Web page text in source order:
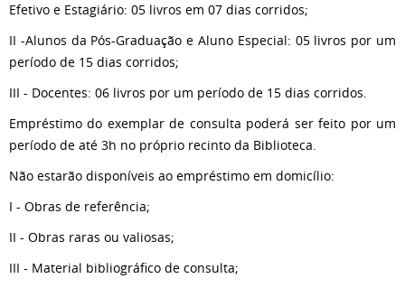
Efetivo e Estagiário: 05 livros em 07 dias corridos;
II -Alunos da Pós-Graduação e Aluno Especial: 05 livros por um
período de 15 dias corridos;
III - Docentes: 06 livros por um período de 15 dias corridos.
Empréstimo do exemplar de consulta poderá ser feito por um
período de até 3h no próprio recinto da Biblioteca.
Não estarão disponíveis ao empréstimo em domicílio:
I - Obras de referência;
II - Obras raras ou valiosas;
III - Material bibliográfico de consulta;